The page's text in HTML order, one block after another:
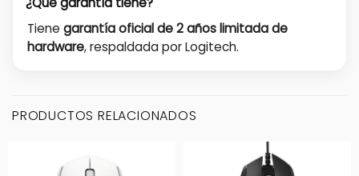
Tiene garantía oficial de 2 años limitada de
hardware, respaldada por Logitech.
PRODUCTOS RELACIONADOS